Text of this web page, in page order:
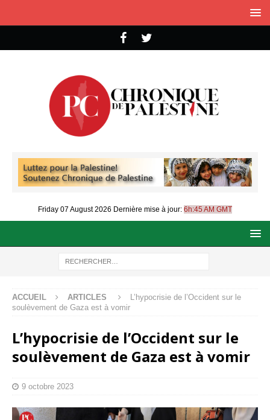
Friday 07 August 2026 Dernière mise à jour: 6h:45 AM GMT
ACCUEIL ARTICLES
L’hypocrisie de l’Occident sur le
soulèvement de Gaza est à vomir
L’hypocrisie de l’Occident sur le
soulèvement de Gaza est à vomir
9 octobre 2023